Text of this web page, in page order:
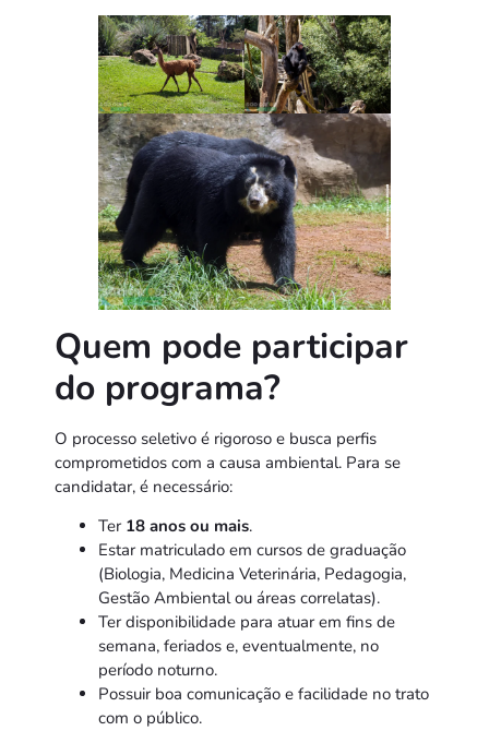
Quem pode participar
do programa?
O processo seletivo é rigoroso e busca perfis
comprometidos com a causa ambiental. Para se
candidatar, é necessário:
Ter 18 anos ou mais.
Estar matriculado em cursos de graduação
(Biologia, Medicina Veterinária, Pedagogia,
Gestão Ambiental ou áreas correlatas).
Ter disponibilidade para atuar em fins de
semana, feriados e, eventualmente, no
período noturno.
Possuir boa comunicação e facilidade no trato
com o público.